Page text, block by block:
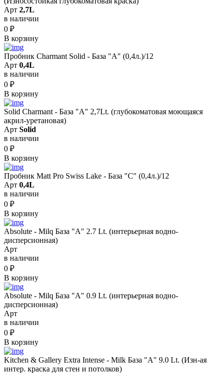
Арт 2,7L
в наличии
0 ₽
В корзину
Пробник Charmant Solid - База "A" (0,4л.)/12
Арт 0,4L
в наличии
0 ₽
В корзину
Solid Сharmant - База "А" 2,7Lt. (глубокоматовая моющаяся
акрил-уретановая)
Арт Solid
в наличии
0 ₽
В корзину
Пробник Matt Pro Swiss Lake - База "С" (0,4л.)/12
Арт 0,4L
в наличии
0 ₽
В корзину
Absolute - Milq База "A" 2.7 Lt. (интерьерная водно-
дисперсионная)
Арт
в наличии
0 ₽
В корзину
Absolute - Milq База "A" 0.9 Lt. (интерьерная водно-
дисперсионная)
Арт
в наличии
0 ₽
В корзину
Kitchen & Gallery Extra Intense - Milk База "A" 9.0 Lt. (Изн-ая
интер. краска для стен и потолков)